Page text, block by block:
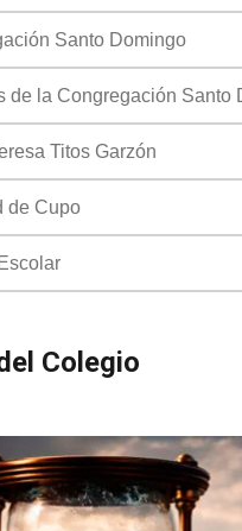
Santo Domingo
de la Congregación Santo
Titos Garzón
de Cupo
Colegio